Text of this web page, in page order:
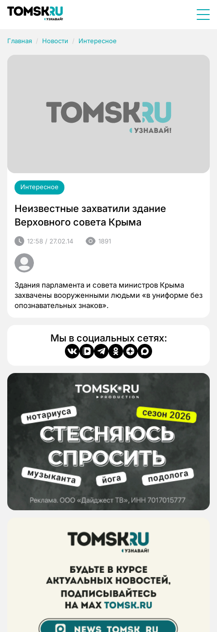
Главная Новости Интересное
Интересное
Неизвестные захватили здание
Верховного совета Крыма
12:58 / 27.02.14 1891
Здания парламента и совета министров Крыма
захвачены вооруженными людьми «в униформе без
опознавательных знаков».
Мы в социальных сетях: